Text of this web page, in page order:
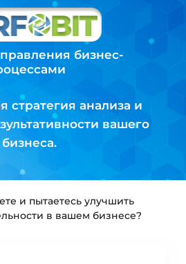
бизнес-
стратегия анализа и
вашего
бизнеса.
и пытаетесь улучшить
в вашем бизнесе?